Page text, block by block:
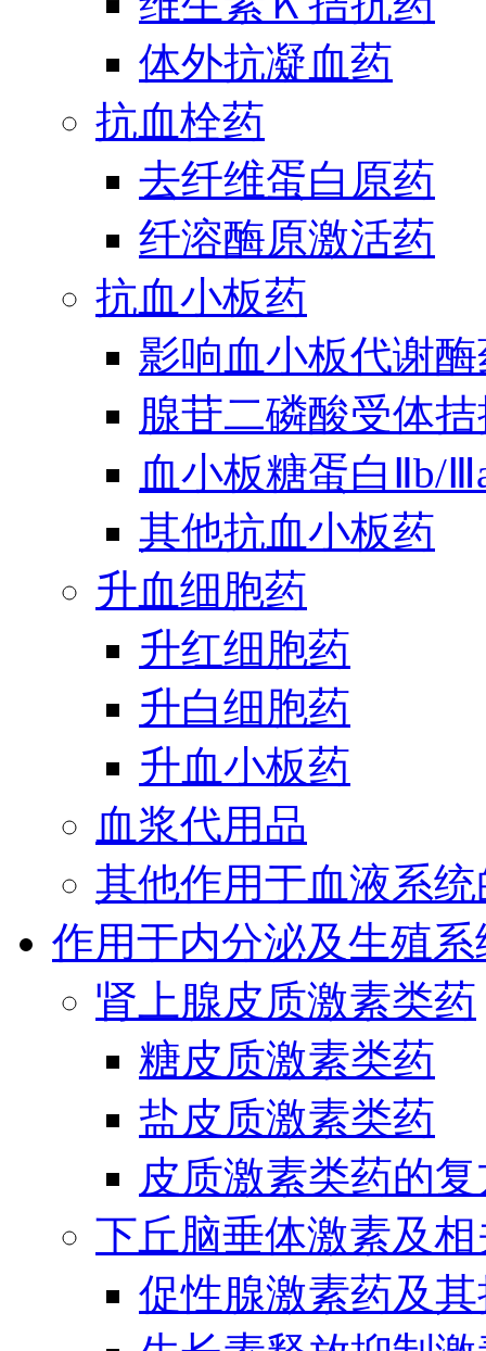
体外抗凝血药
抗血栓药
去纤维蛋白原药
纤溶酶原激活药
抗血小板药
影响血小板代谢
腺苷二磷酸受体
血小板糖蛋白Ⅱb/
其他抗血小板药
升血细胞药
升红细胞药
升白细胞药
升血小板药
血浆代用品
其他作用于血液系
作用于内分泌及生殖
肾上腺皮质激素类药
糖皮质激素类药
盐皮质激素类药
皮质激素类药的
下丘脑垂体激素及
促性腺激素药及